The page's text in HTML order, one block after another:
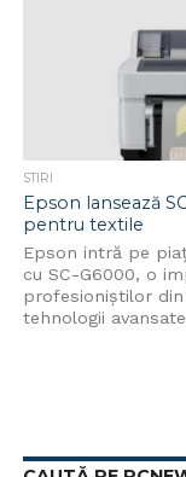
STIRI
Epson lansează
pentru textile
Epson intră pe
cu SC-G6000, o
profesioniștilor
tehnologii